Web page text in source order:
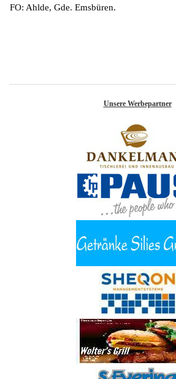
FO: Ahlde, Gde. Emsbüren.
Unsere Werbepartner